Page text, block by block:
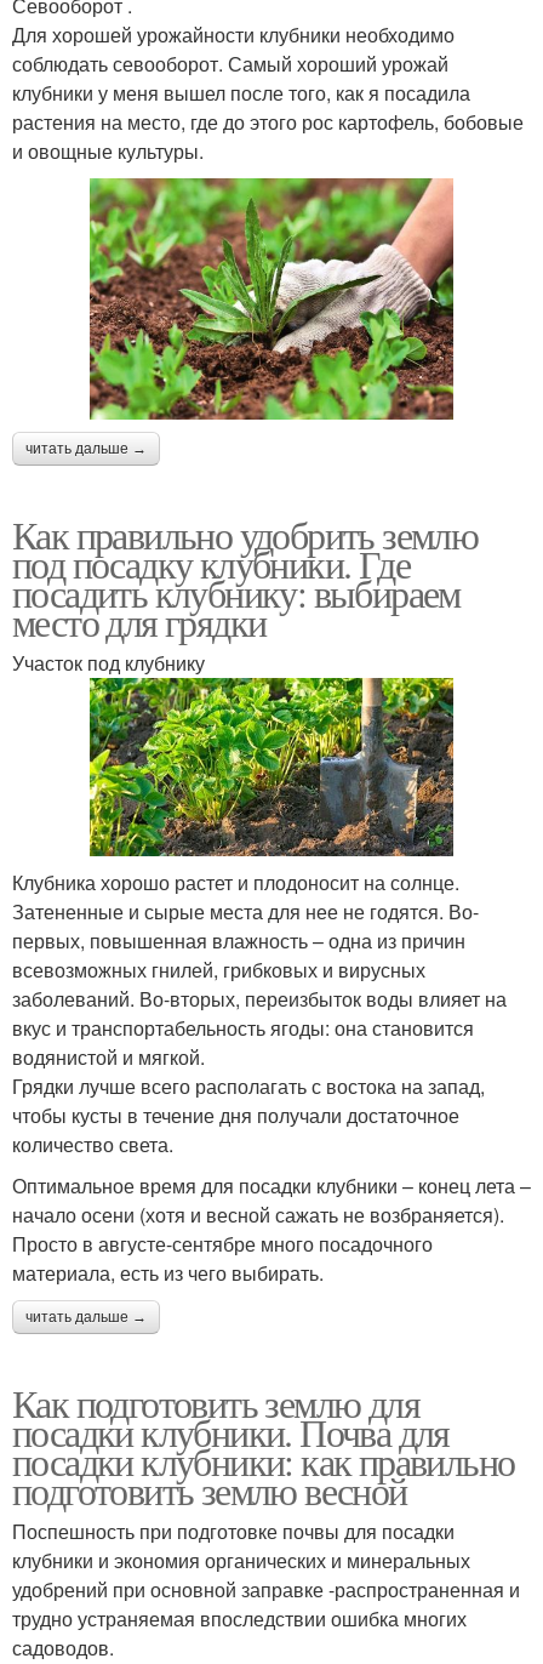
Для хорошей урожайности клубники необходимо
соблюдать севооборот. Самый хороший урожай
клубники у меня вышел после того, как я посадила
растения на место, где до этого рос картофель, бобовые
и овощные культуры.
читать дальше →
Как правильно удобрить землю
под посадку клубники. Где
посадить клубнику: выбираем
место для грядки
Участок под клубнику
Клубника хорошо растет и плодоносит на солнце.
Затененные и сырые места для нее не годятся. Во-
первых, повышенная влажность – одна из причин
всевозможных гнилей, грибковых и вирусных
заболеваний. Во-вторых, переизбыток воды влияет на
вкус и транспортабельность ягоды: она становится
водянистой и мягкой.
Грядки лучше всего располагать с востока на запад,
чтобы кусты в течение дня получали достаточное
количество света.
Оптимальное время для посадки клубники – конец лета –
начало осени (хотя и весной сажать не возбраняется).
Просто в августе-сентябре много посадочного
материала, есть из чего выбирать.
читать дальше →
Как подготовить землю для
посадки клубники. Почва для
посадки клубники: как правильно
подготовить землю весной
Поспешность при подготовке почвы для посадки
клубники и экономия органических и минеральных
удобрений при основной заправке -распространенная и
трудно устраняемая впоследствии ошибка многих
садоводов.